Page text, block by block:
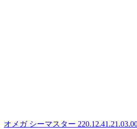
オメガ シーマスター